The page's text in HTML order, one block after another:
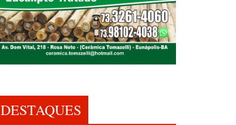
DESTAQUES